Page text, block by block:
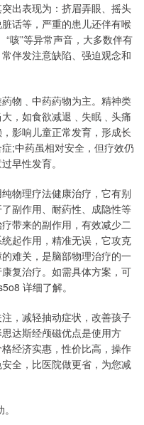
出表现为：挤眉弄眼、摇头
话等，严重的患儿还伴有喉
“咳”等异常声音，大多数伴有
伴发注意缺陷、强迫观念和
物﹑中药葯物为主。精神类
，如食欲减退﹑失眠﹑头痛
影响儿童正常发育，形成长
;中药虽相对安全，但疗效仍
早性发育。
物理疗法健康治疗，它有别
副作用、耐葯性、成隐性等
带来的副作用，有效减少二
起作用，精准无误，它攻克
难关，是脑部物理治疗的一
复治疗。如需具体方案，可
详细了解。
，减轻抽动症状，改善孩子
达斯经颅磁优点是使用方
经济实惠，性价比高，操作
全，比医院做更省，为您减